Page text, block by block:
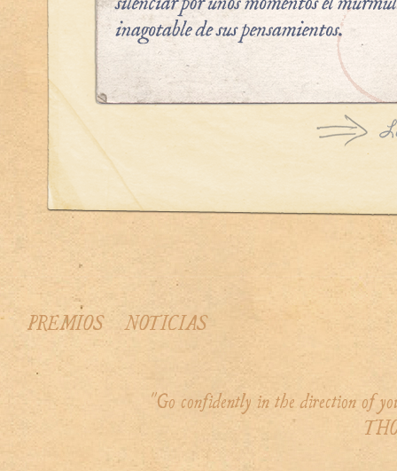
PREMIOS NOTICIAS
"Go confidently in the direction of